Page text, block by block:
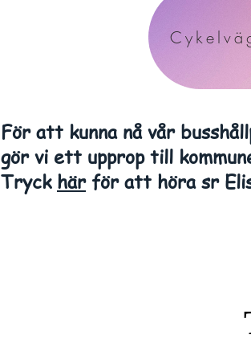
För att kunna nå vår
gör vi ett upprop till
Tryck härför att höra sr